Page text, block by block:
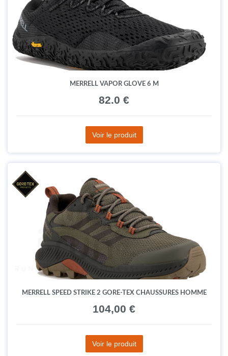
MERRELL VAPOR GLOVE 6 M
82.0 €
Voir le produit
MERRELL SPEED STRIKE 2 GORE-TEX CHAUSSURES HOMME
104,00 €
Voir le produit